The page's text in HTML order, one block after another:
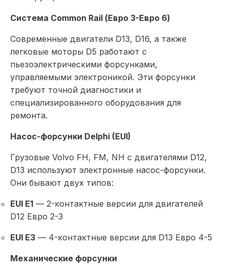
Система Common Rail (Евро 3-Евро 6)
Современные двигатели D13, D16, а также
легковые моторы D5 работают с
пьезоэлектрическими форсунками,
управляемыми электроникой. Эти форсунки
требуют точной диагностики и
специализированного оборудования для
ремонта.
Насос-форсунки Delphi (EUI)
Грузовые Volvo FH, FM, NH с двигателями D12,
D13 используют электронные насос-форсунки.
Они бывают двух типов:
EUI E1 — 2-контактные версии для двигателей
D12 Евро 2-3
EUI E3 — 4-контактные версии для D13 Евро 4-5
Механические форсунки